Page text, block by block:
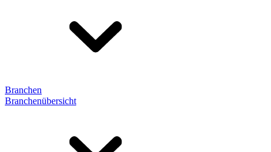
Branchen
Branchenübersicht